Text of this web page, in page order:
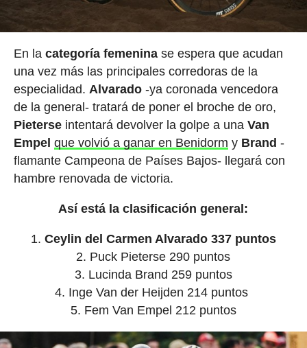
En la categoría femeninase espera que acudan
una vez más las principales corredoras de la
especialidad. Alvarado-ya coronada vencedora
de la general- tratará de poner el broche de oro,
Pieterseintentará devolver la golpe a una Van
Empel que volvió a ganar en Benidorm y Brand -
flamante Campeona de Países Bajos- llegará con
hambre renovada de victoria.
Así está la clasificación general:
Ceylin del Carmen Alvarado 337 puntos
Puck Pieterse 290 puntos
Lucinda Brand 259 puntos
Inge Van der Heijden 214 puntos
Fem Van Empel 212 puntos